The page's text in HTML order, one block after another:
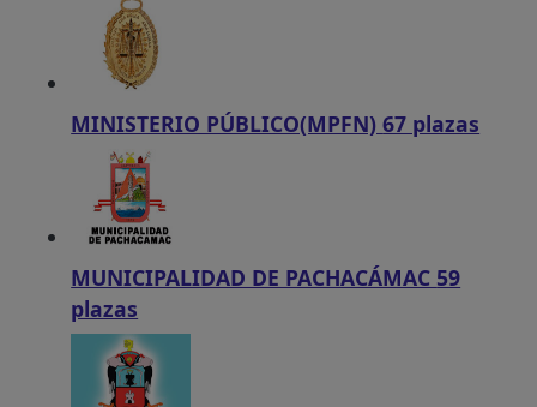
MINISTERIO PÚBLICO(MPFN)67 plazas
MUNICIPALIDAD DE PACHACÁMAC 59
plazas